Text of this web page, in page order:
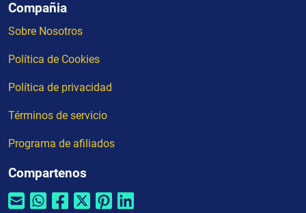
Compañia
Sobre Nosotros
Política de Cookies
Política de privacidad
Términos de servicio
Programa de afiliados
Compartenos